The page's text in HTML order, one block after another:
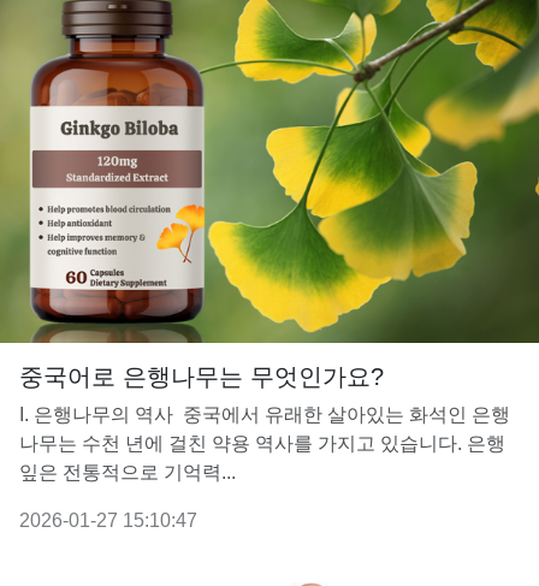
중국어로 은행나무는 무엇인가요?
I. 은행나무의 역사 중국에서 유래한 살아있는 화석인 은행
나무는 수천 년에 걸친 약용 역사를 가지고 있습니다. 은행
잎은 전통적으로 기억력...
2026-01-27 15:10:47